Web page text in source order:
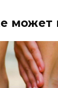
может